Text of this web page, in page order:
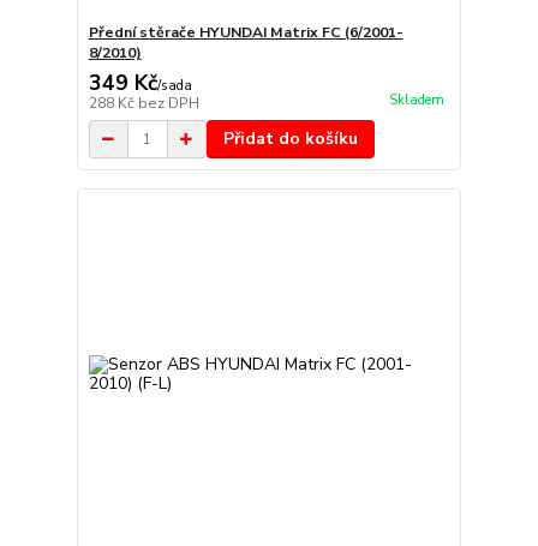
Přední stěrače HYUNDAI Matrix FC (6/2001-
8/2010)
349 Kč/sada
288 Kč bez DPH Skladem
Přidat do košíku